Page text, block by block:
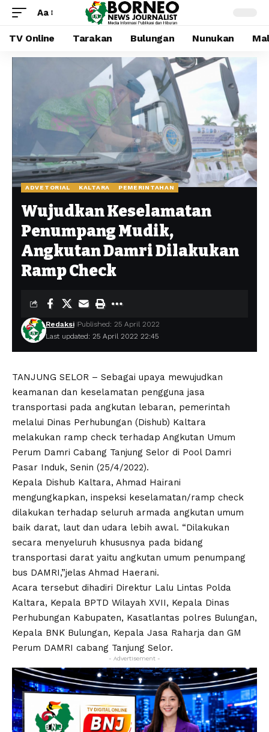
Aa
TV Online Tarakan Bulungan Nunukan
ADVETORIAL KALTARA PEMERINTAHAN
Wujudkan Keselamatan
Penumpang Mudik,
Angkutan Damri Dilakukan
Ramp Check
Last updated: 25 April 2022 22:45
Redaksi Published: 25 April 2022
TANJUNG SELOR – Sebagai upaya mewujudkan
keamanan dan keselamatan pengguna jasa
transportasi pada angkutan lebaran, pemerintah
melalui Dinas Perhubungan (Dishub) Kaltara
melakukan ramp check terhadap Angkutan Umum
Perum Damri Cabang Tanjung Selor di Pool Damri
Pasar Induk, Senin (25/4/2022).
Kepala Dishub Kaltara, Ahmad Hairani
mengungkapkan, inspeksi keselamatan/ramp check
dilakukan terhadap seluruh armada angkutan umum
baik darat, laut dan udara lebih awal. “Dilakukan
secara menyeluruh khususnya pada bidang
transportasi darat yaitu angkutan umum penumpang
bus DAMRI,”jelas Ahmad Haerani.
Acara tersebut dihadiri Direktur Lalu Lintas Polda
Kaltara, Kepala BPTD Wilayah XVII, Kepala Dinas
Perhubungan Kabupaten, Kasatlantas polres Bulungan,
Kepala BNK Bulungan, Kepala Jasa Raharja dan GM
Perum DAMRI cabang Tanjung Selor.
- Advertisement -